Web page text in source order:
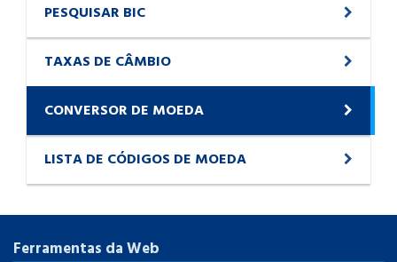
PESQUISAR BIC
TAXAS DE CÂMBIO
CONVERSOR DE MOEDA
LISTA DE CÓDIGOS DE MOEDA
Ferramentas da Web